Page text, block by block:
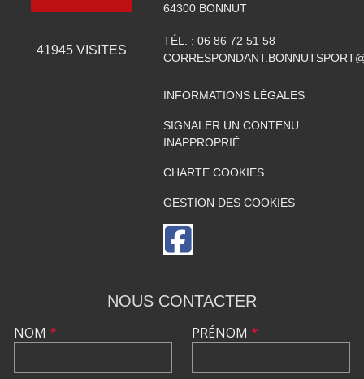
41945VISITES
64300 BONNUT
TÉL. : 06 86 72 51 58
INFORMATIONS LÉGALES
SIGNALER UN CONTENU
INAPPROPRIÉ
CHARTE COOKIES
GESTION DES COOKIES
NOUS CONTACTER
NOM * PRÉNOM *